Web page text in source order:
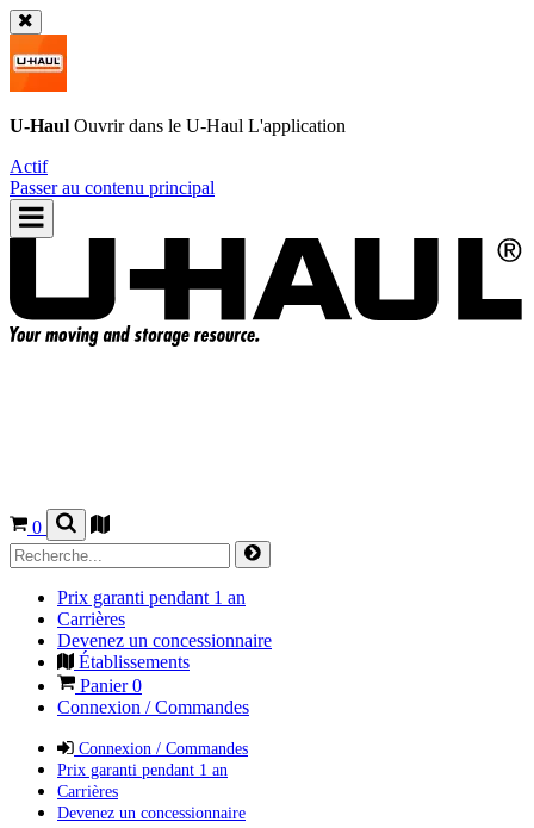
U-Haul Ouvrir dans le U-Haul L'application
Actif
Passer au contenu principal
0
Prix garanti pendant 1 an
Carrières
Devenez un concessionnaire
Établissements
Panier0
Connexion / Commandes
Connexion / Commandes
Prix garanti pendant 1 an
Carrières
Devenez un concessionnaire